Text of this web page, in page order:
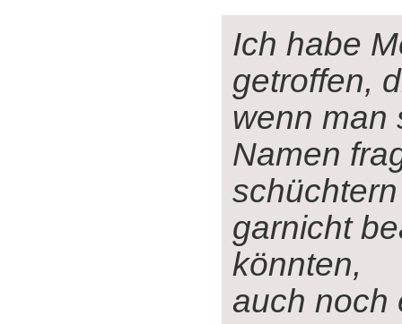
Ich habe
getroffen,
wenn man
Namen
garnicht
könnten,
auch noch